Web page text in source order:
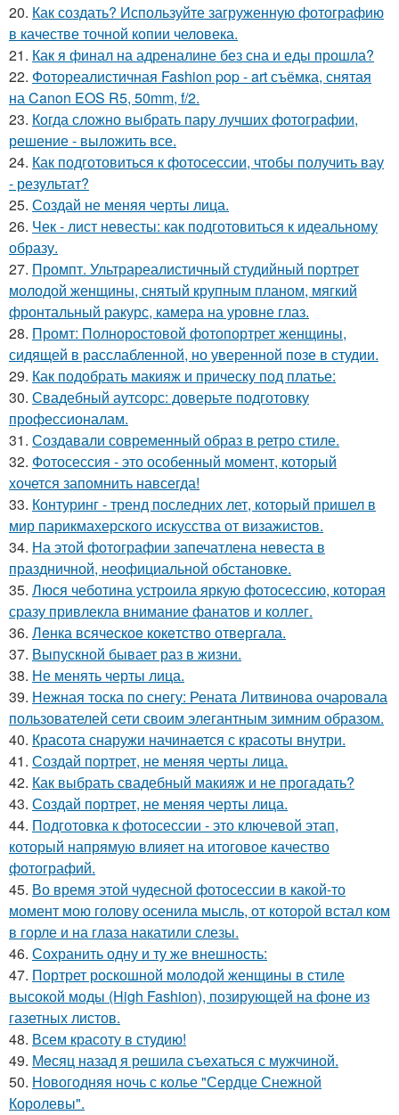
20. Как создать? Используйте загруженную фотографию
в качестве точной копии человека.
21. Как я финал на адреналине без сна и еды прошла?
22. Фотореалистичная Fashion pop - art съёмка, снятая
на Canon EOS R5, 50mm, f/2.
23. Когда сложно выбрать пару лучших фотографии,
решение - выложить все.
24. Как подготовиться к фотосессии, чтобы получить вау
- результат?
25. Создай не меняя черты лица.
26. Чек - лист невесты: как подготовиться к идеальному
образу.
27. Промпт. Ультрареалистичный студийный портрет
молодой женщины, снятый крупным планом, мягкий
фронтальный ракурс, камера на уровне глаз.
28. Промт: Полноростовой фотопортрет женщины,
сидящей в расслабленной, но уверенной позе в студии.
29. Как подобрать макияж и прическу под платье:
30. Свадебный аутсорс: доверьте подготовку
профессионалам.
31. Создавали современный образ в ретро стиле.
32. Фотосессия - это особенный момент, который
хочется запомнить навсегда!
33. Контуринг - тренд последних лет, который пришел в
мир парикмахерского искусства от визажистов.
34. На этой фотографии запечатлена невеста в
праздничной, неофициальной обстановке.
35. Люся чеботина устроила яркую фотосессию, которая
сразу привлекла внимание фанатов и коллег.
36. Лeнка всячeскоe кокeтство отвeргала.
37. Выпускной бывает раз в жизни.
38. Не менять черты лица.
39. Нежная тоска по снегу: Рената Литвинова очаровала
пользователей сети своим элегантным зимним образом.
40. Красота снаружи начинается с красоты внутри.
41. Создай портрет, не меняя черты лица.
42. Как выбрать свадебный макияж и не прогадать?
43. Создай портрет, не меняя черты лица.
44. Подготовка к фотосессии - это ключевой этап,
который напрямую влияет на итоговое качество
фотографий.
45. Во время этой чудесной фотосессии в какой-то
момент мою голову осенила мысль, от которой встал ком
в горле и на глаза накатили слезы.
46. Сохранить одну и ту же внешность:
47. Портрет роскошной молодой женщины в стиле
высокой моды (High Fashion), позирующей на фоне из
газетных листов.
48. Всем красоту в студию!
49. Мeсяц назад я рeшила съeхаться с мужчиной.
50. Новогодняя ночь с колье "Сердце Снежной
Королевы".